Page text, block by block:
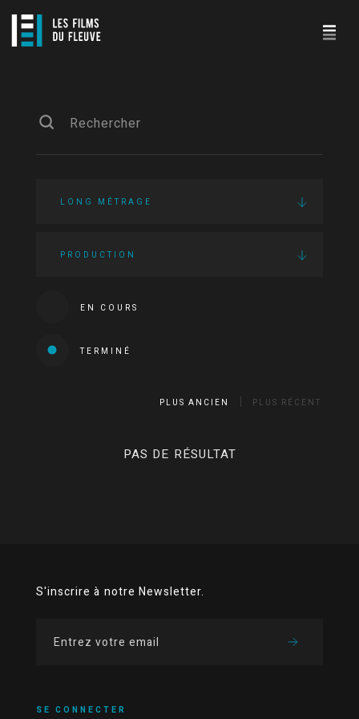
LONG MÉTRAGE
PRODUCTION
EN COURS
TERMINÉ
PLUS ANCIEN PLUS RÉCENT
PAS DE RÉSULTAT
S'inscrire à notre Newsletter.
SE CONNECTER